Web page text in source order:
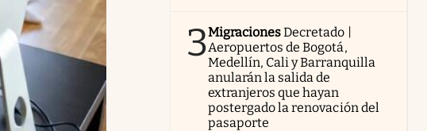
3MigracionesDecretado |
Aeropuertos de Bogotá,
Medellín, Cali y Barranquilla
anularán la salida de
extranjeros que hayan
postergado la renovación del
pasaporte